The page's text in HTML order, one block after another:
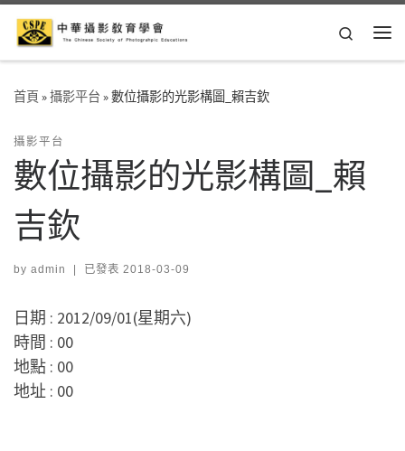
Skip to content
Search
首頁 »攝影平台 »數位攝影的光影構圖_賴吉欽
攝影平台
數位攝影的光影構圖_賴
吉欽
by admin | 已發表 2018-03-09
日期 : 2012/09/01(星期六)
時間 : 00
地點 : 00
地址 : 00